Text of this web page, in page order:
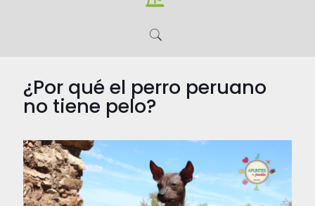
¿Por qué el perro peruano
no tiene pelo?